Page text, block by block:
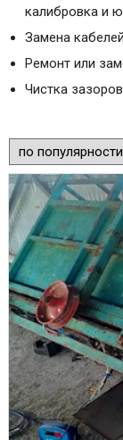
калибровка и
Замена
Ремонт или
Чистка